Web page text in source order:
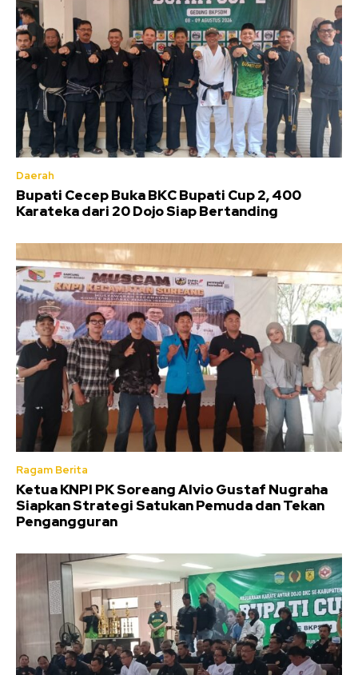
Daerah
Bupati Cecep Buka BKC Bupati Cup 2, 400
Karateka dari 20 Dojo Siap Bertanding
Ragam Berita
Ketua KNPI PK Soreang Alvio Gustaf Nugraha
Siapkan Strategi Satukan Pemuda dan Tekan
Pengangguran